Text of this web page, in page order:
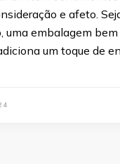
e afeto.
uma embalagem bem
um toque de